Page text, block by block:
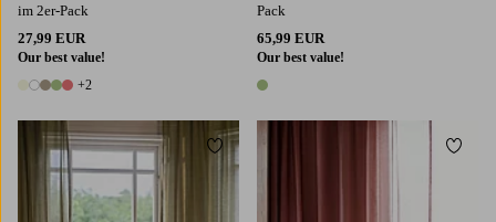
im 2er-Pack
27,99 EUR
Our best value!
7 Farben
+2
Pack
65,99 EUR
Our best value!
1 Farbe
Zu Favoriten hinzufügen
300
Zu